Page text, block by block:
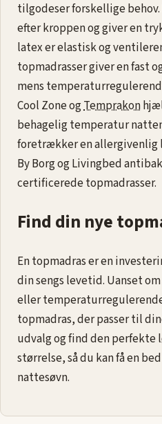
tilgodeser forskellige
efter kroppen og giver en
latex er elastisk og
topmadrasser giver en fast
mens
Cool Zone ogTemprakon
behagelig temperatur
foretrækker en
By Borg og Livingbed
certificerede topmadrasser.
Find din nye
En topmadras er en
din sengs levetid. Uanset
eller
topmadras, der passer til
udvalg og find den perfekte
størrelse, så du kan få en
nattesøvn.